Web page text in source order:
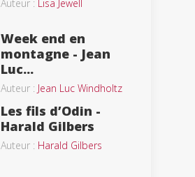
Auteur : Lisa Jewell
Week end en
montagne - Jean
Luc...
Auteur : Jean Luc Windholtz
Les fils d’Odin -
Harald Gilbers
Auteur : Harald Gilbers